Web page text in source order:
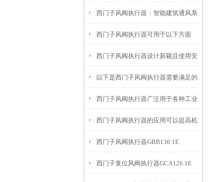
保养策略
西门子风阀执行器：智能建筑通风系
统的关键组件
西门子风阀执行器可用于以下方面
西门子风阀执行器设计新颖且使用安
全
以下是西门子风阀执行器需要满足的
特殊工况要求
西门子风阀执行器广泛用于各种工业
通风和空调系统中
西门子风阀执行器的应用可以提高机
械设备的效率和质量
西门子风阀执行器GBB136.1E
西门子复位风阀执行器GCA126.1E